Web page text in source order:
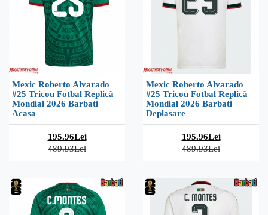
Mexic Roberto Alvarado
#25 Tricou Fotbal Replică
Mondial 2026 Barbati
Acasa
195.96Lei
489.93Lei
Mexic Roberto Alvarado
#25 Tricou Fotbal Replică
Mondial 2026 Barbati
Deplasare
195.96Lei
489.93Lei